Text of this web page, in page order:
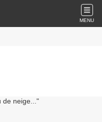
MENU